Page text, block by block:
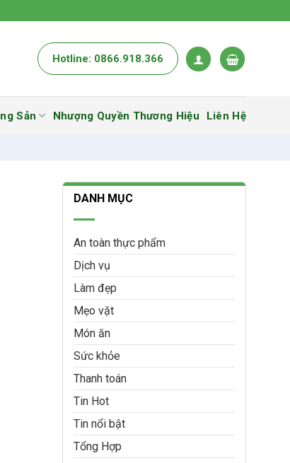
Hotline: 0866.918.366
Sản Nhượng Quyền Thương Hiệu Liên Hệ
DANH MỤC
An toàn thực phẩm
Dịch vụ
Làm đẹp
Mẹo vặt
Món ăn
Sức khỏe
Thanh toán
Tin Hot
Tin nổi bật
Tổng Hợp